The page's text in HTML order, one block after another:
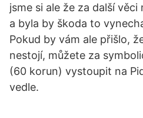
jsme si ale že za další
a byla by škoda to
Pokud by vám ale přišlo,
nestojí, můžete za
(60 korun) vystoupit na
vedle.